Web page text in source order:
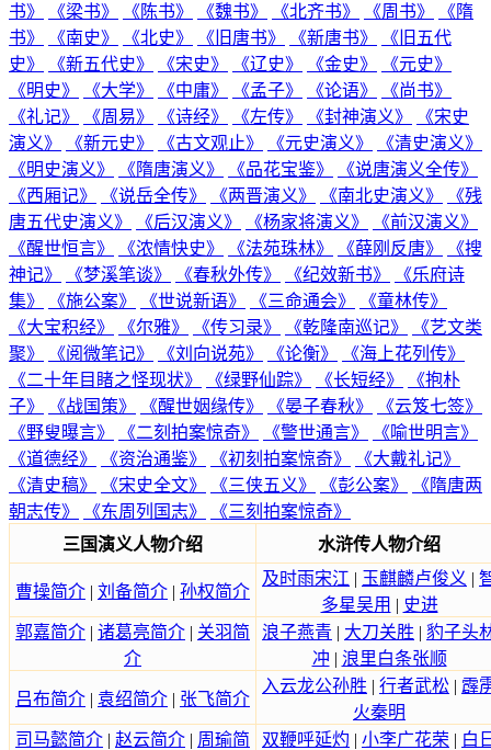
书》
《梁书》 《陈书》 《魏书》 《北齐书》 《周书》
《隋
书》
《南史》 《北史》 《旧唐书》 《新唐书》
《旧五代
史》
《新五代史》 《宋史》 《辽史》 《金史》
《元史》
《明史》
《大学》 《中庸》 《孟子》 《论语》
《尚书》
《礼记》
《周易》 《诗经》 《左传》 《封神演义》
《宋史
演义》
《新元史》 《古文观止》 《元史演义》
《清史演义》
《明史演义》
《隋唐演义》 《品花宝鉴》
《说唐演义全传》
《西厢记》
《说岳全传》 《两晋演义》 《南北史演义》
《残
唐五代史演义》
《后汉演义》 《杨家将演义》
《前汉演义》
《醒世恒言》
《浓情快史》 《法苑珠林》 《薛刚反唐》
《搜
神记》
《梦溪笔谈》 《春秋外传》 《纪效新书》
《乐府诗
集》
《施公案》 《世说新语》 《三命通会》
《童林传》
《大宝积经》
《尔雅》 《传习录》 《乾隆南巡记》
《艺文类
聚》
《阅微笔记》 《刘向说苑》 《论衡》
《海上花列传》
《二十年目睹之怪现状》
《绿野仙踪》 《长短经》
《抱朴
子》
《战国策》 《醒世姻缘传》 《晏子春秋》
《云笈七签》
《野叟曝言》
《二刻拍案惊奇》 《警世通言》
《喻世明言》
《道德经》
《资治通鉴》 《初刻拍案惊奇》
《大戴礼记》
《清史稿》
《宋史全文》 《三侠五义》 《彭公案》
《隋唐两
朝志传》
《东周列国志》
《三刻拍案惊奇》
三国演义人物介绍
水浒传人物介绍
曹操简介 | 刘备简介 | 孙权简介
及时雨宋江 | 玉麒麟卢俊义 |
多星吴用 | 史进
郭嘉简介 | 诸葛亮简介 | 关羽简
介
浪子燕青 | 大刀关胜 | 豹子头
冲 | 浪里白条张顺
吕布简介 | 袁绍简介 | 张飞简介
入云龙公孙胜 | 行者武松 | 霹
火秦明
司马懿简介 | 赵云简介 | 周瑜简
双鞭呼延灼 | 小李广花荣 | 白